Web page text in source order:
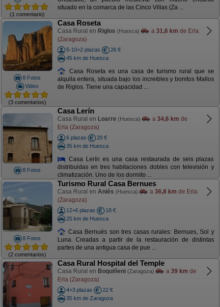
(1 comentario)
situado en la comarca de las Cinco Villas (Za ...
8 Fotos
Video
(3 comentarios)
Casa Roseta
Casa Rural en Riglos (Huesca) a 31,6 km de Erla
(Zaragoza)
5-10+2 plazas
26 €
45 km de Huesca
Casa Roseta es una casa de turismo rural que se
alquila entera, situada bajo los increibles y bonitos Mallos
de Riglos. Tiene una capacidad ...
8 Fotos
Casa Lerín
Casa Rural en Loarre (Huesca) a 34,6 km de
Erla (Zaragoza)
6 plazas
20 €
35 km de Huesca
Casa Lerín es una casa restaurada de seis plazas
distribuidas en tres habitaciones dobles con televisión y
climatización. Uno de los dormito ...
8 Fotos
(2 comentarios)
Turismo Rural Casa Bernues
Casa Rural en Aniés (Huesca) a 36,8 km de Erla
(Zaragoza)
12+6 plazas
18 €
25 km de Huesca
Casa Bernués son tres casas rurales: Bernues, Sol y
Luna. Creadas a partir de la restauración de distintas
partes de una antigua casa de pue ...
Casa Rural Hospital del Temple
Casa Rural en Boquiñeni (Zaragoza) a 39 km de
Erla (Zaragoza)
4+3 plazas
22 €
35 km de Zaragoza